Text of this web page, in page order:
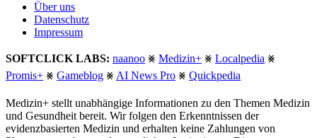
Über uns
Datenschutz
Impressum
SOFTCLICK LABS: naanoo ⨳ Medizin+ ⨳ Localpedia ⨳
Promis+ ⨳ Gameblog ⨳ AI News Pro ⨳ Quickpedia
Medizin+ stellt unabhängige Informationen zu den Themen Medizin
und Gesundheit bereit. Wir folgen den Erkenntnissen der
evidenzbasierten Medizin und erhalten keine Zahlungen von